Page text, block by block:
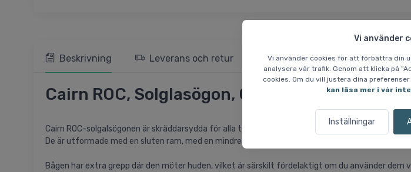
Vi använder
Vi använder cookies för att förbättra din
analysera vår trafik. Genom att klicka på
cookies. Om du vill justera dina preferenser
kan läsa mer i vår
Inställningar
Beskrivning Leverans och retur Prisgaranti Vilka är vi?
Cairn ROC, Solglasögon, Grön
Cairn ROC-solgalsögonen är skräddarsydda för alla typer av utomhusaktiviteter. De levereras
De är utformade med en sluten ram, med en mindre öppning mellan glaset och ramen för bättre
Bågen har extra grepp där den möter huden, vilket är särskilt fördelaktigt om du använder